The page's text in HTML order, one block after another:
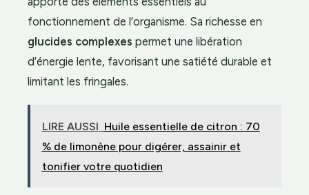
fonctionnement de l’organisme. Sa richesse en
glucides complexes permet une libération
d’énergie lente, favorisant une satiété durable et
limitant les fringales.
LIRE AUSSI Huile essentielle de citron : 70
% de limonène pour digérer, assainir et
tonifier votre quotidien